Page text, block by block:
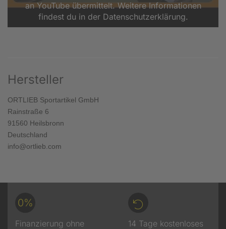
an YouTube übermittelt. Weitere Informationen
findest du in der Datenschutzerklärung.
Hersteller
ORTLIEB Sportartikel GmbH
Rainstraße 6
91560 Heilsbronn
Deutschland
info@ortlieb.com
0%
Finanzierung ohne
14 Tage kostenloses